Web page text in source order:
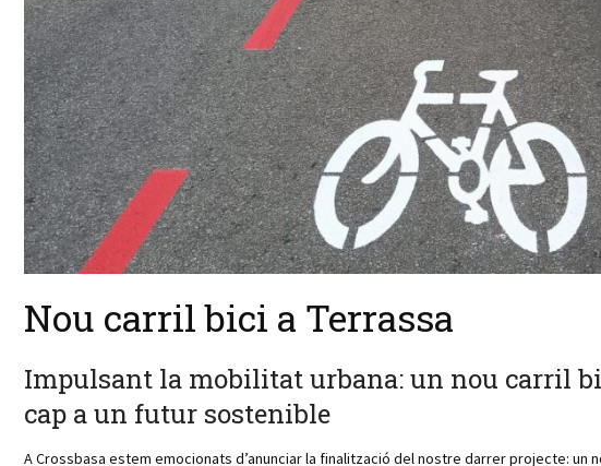
Nou carril bici a Terrassa
Impulsant la mobilitat urbana: un nou carril
cap a un futur sostenible
A Crossbasa estem emocionats d’anunciar la finalització del nostre darrer projecte: un